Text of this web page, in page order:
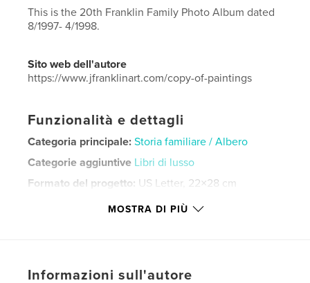
This is the 20th Franklin Family Photo Album dated
8/1997- 4/1998.
Sito web dell'autore
https://www.jfranklinart.com/copy-of-paintings
Funzionalità e dettagli
Categoria principale: Storia familiare / Albero
Categorie aggiuntive Libri di lusso
Formato del progetto: US Letter, 22×28 cm
album , photograph , family
MOSTRA DI PIÙ
Informazioni sull'autore